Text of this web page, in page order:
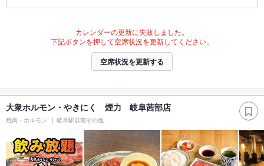
カレンダーの更新に失敗しました。
下記ボタンを押して空席状況を更新してください。
空席状況を更新する
大衆ホルモン・やきにく 煙力 岐阜茜部店
焼肉・ホルモン 岐阜駅以南その他